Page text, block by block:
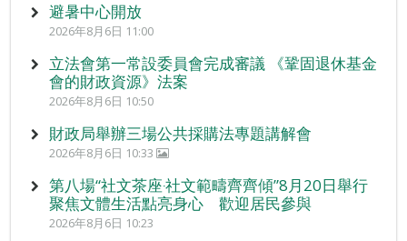
避暑中心開放
2026年8月6日 11:00
立法會第一常設委員會完成審議 《鞏固退休基金
會的財政資源》法案
2026年8月6日 10:50
財政局舉辦三場公共採購法專題講解會
2026年8月6日 10:33
第八場“社文茶座‧社文範疇齊齊傾”8月20日舉行
聚焦文體生活點亮身心 歡迎居民參與
2026年8月6日 10:23